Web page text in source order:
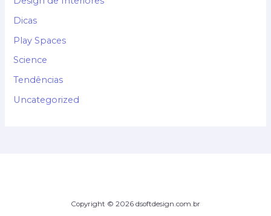
Dicas
Play Spaces
Science
Tendências
Uncategorized
Copyright © 2026 dsoftdesign.com.br